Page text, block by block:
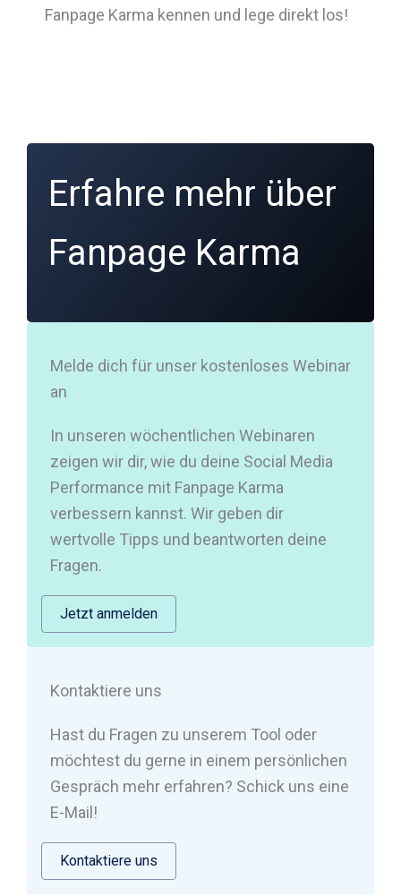
Fanpage Karma kennen und lege direkt los!
Erfahre mehr über
Fanpage Karma
Melde dich für unser kostenloses Webinar
an
In unseren wöchentlichen Webinaren
zeigen wir dir, wie du deine Social Media
Performance mit Fanpage Karma
verbessern kannst. Wir geben dir
wertvolle Tipps und beantworten deine
Fragen.
Jetzt anmelden
Kontaktiere uns
Hast du Fragen zu unserem Tool oder
möchtest du gerne in einem persönlichen
Gespräch mehr erfahren? Schick uns eine
E-Mail!
Kontaktiere uns